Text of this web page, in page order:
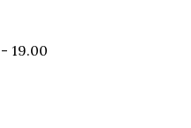
19.00